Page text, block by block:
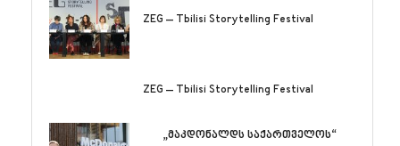
ZEG – Tbilisi Storytelling Festival
ZEG – Tbilisi Storytelling Festival
„მაკდონალდს საქართველოს“